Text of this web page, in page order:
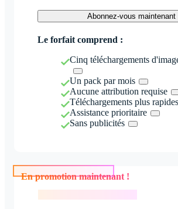
Abonnez-vous maintenant
Le forfait comprend :
Cinq téléchargements
Un pack par mois
Aucune attribution requise
Téléchargements plus rapides
Assistance prioritaire
Sans publicités
En promotion maintenant !